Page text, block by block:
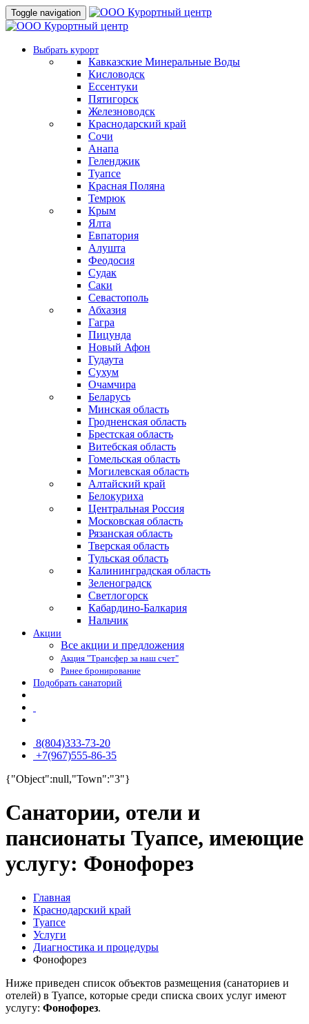
Toggle navigation
Выбрать курорт
Кавказские Минеральные Воды
Кисловодск
Ессентуки
Пятигорск
Железноводск
Краснодарский край
Сочи
Анапа
Геленджик
Туапсе
Красная Поляна
Темрюк
Крым
Ялта
Евпатория
Алушта
Феодосия
Судак
Саки
Севастополь
Абхазия
Гагра
Пицунда
Новый Афон
Гудаута
Сухум
Очамчира
Беларусь
Минская область
Гродненская область
Брестская область
Витебская область
Гомельская область
Могилевская область
Алтайский край
Белокуриха
Центральная Россия
Московская область
Рязанская область
Тверская область
Тульская область
Калининградская область
Зеленоградск
Светлогорск
Кабардино-Балкария
Нальчик
Акции
Все акции и предложения
Акция "Трансфер за наш счет"
Ранее бронирование
Подобрать санаторий
8(804)333-73-20
+7(967)555-86-35
{"Object":null,"Town":"3"}
Санатории, отели и
пансионаты Туапсе, имеющие
услугу: Фонофорез
Главная
Краснодарский край
Туапсе
Услуги
Диагностика и процедуры
Фонофорез
Ниже приведен список объектов размещения (санаториев и
отелей) в Туапсе, которые среди списка своих услуг имеют
услугу: Фонофорез.